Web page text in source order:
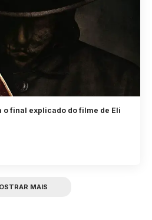
o final explicado do filme de Eli
MAIS